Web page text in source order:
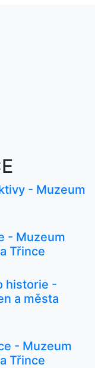
- Muzeum
- Muzeum
Třince
historie -
a města
- Muzeum
Třince